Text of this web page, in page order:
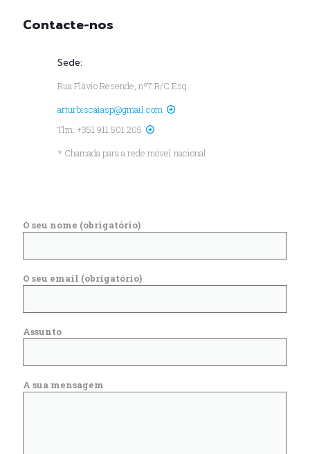
Contacte-nos
Sede:
Rua Flávio Resende, nº7 R/C Esq
arturbiscaiasp@gmail.com
Tlm: +351 911 501 205
* Chamada para a rede móvel nacional
O seu nome (obrigatório)
O seu email (obrigatório)
Assunto
A sua mensagem